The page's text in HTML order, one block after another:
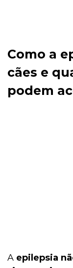
Como a
cães e
podem
A epilepsia